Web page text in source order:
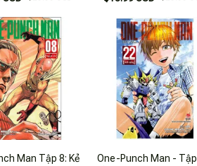
Man Tập 8: Kẻ
One-Punch Man -